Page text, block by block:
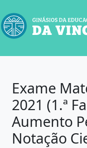
Exame
2021 (1.ª
Aumento
Notação